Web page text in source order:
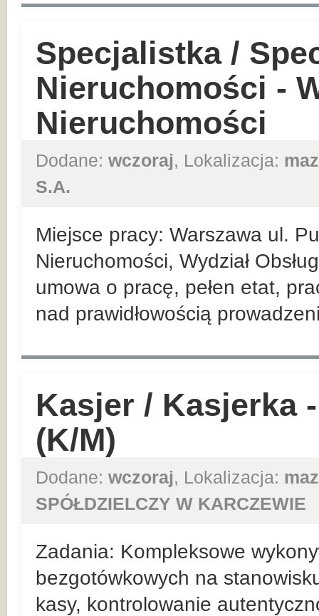
Specjalistka /
Nieruchomości -
Nieruchomości
Dodane: wczoraj, Lokalizacja:
S.A.
Miejsce pracy: Warszawa ul.
Nieruchomości, Wydział
umowa o pracę, pełen etat,
nad prawidłowością
Kasjer / Kasjerka
(K/M)
Dodane: wczoraj, Lokalizacja:
SPÓŁDZIELCZY W KARCZEWIE
Zadania: Kompleksowe
bezgotówkowych na
kasy, kontrolowanie